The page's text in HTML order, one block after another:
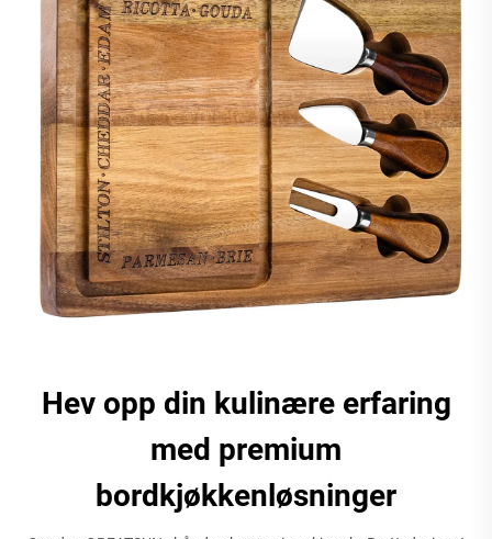
Hev opp din kulinære erfaring
med premium
bordkjøkkenløsninger